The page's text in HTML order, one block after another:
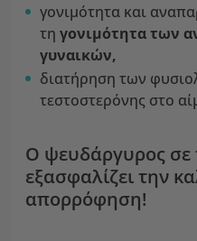
γονιμότητα και
τη γονιμότητα των
γυναικών,
διατήρηση των
τεστοστερόνης στο
Ο ψευδάργυρος σε
εξασφαλίζει την
απορρόφηση!